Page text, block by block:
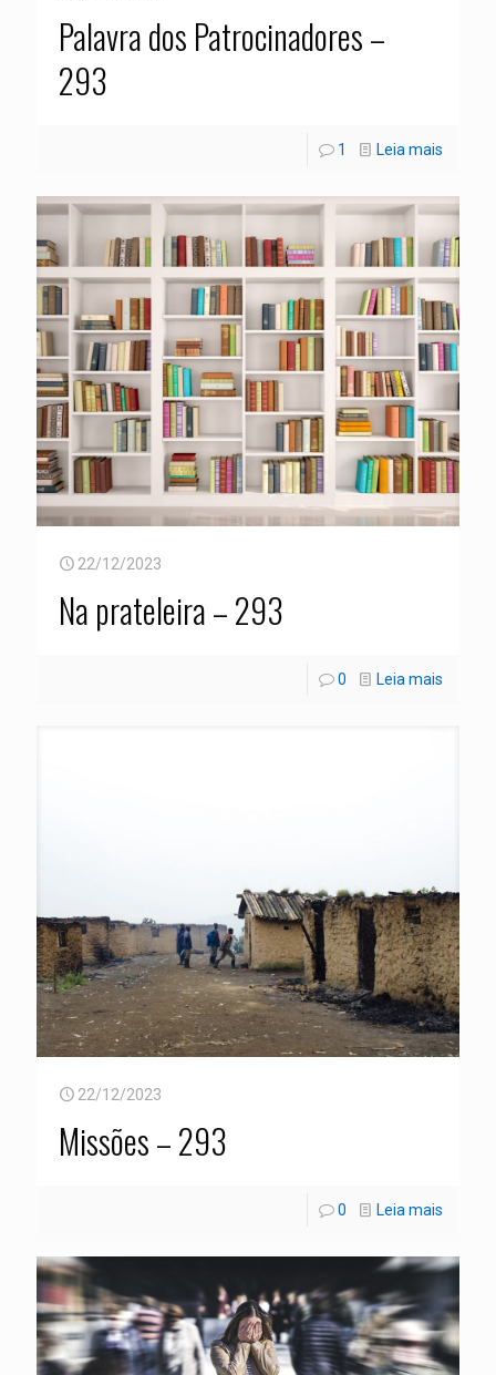
Palavra dos Patrocinadores –
293
1 Leia mais
22/12/2023
Na prateleira – 293
0 Leia mais
22/12/2023
Missões – 293
0 Leia mais